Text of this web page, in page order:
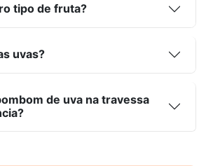
tipo de fruta?
uvas?
de uva na travessa